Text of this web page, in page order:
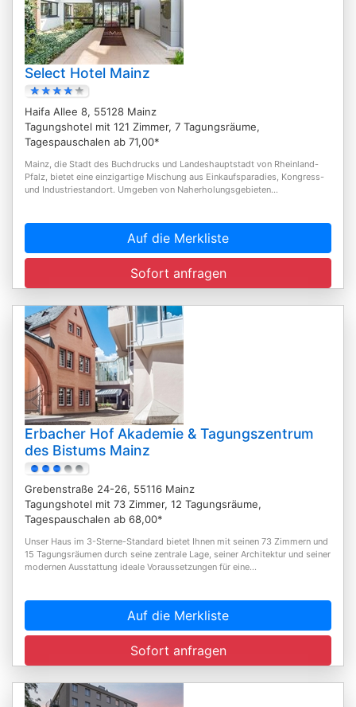
Select Hotel Mainz
Haifa Allee 8, 55128 Mainz
Tagungshotel mit 121 Zimmer, 7 Tagungsräume,
Tagespauschalen ab 71,00*
Mainz, die Stadt des Buchdrucks und Landeshauptstadt von Rheinland-
Pfalz, bietet eine einzigartige Mischung aus Einkaufsparadies, Kongress-
und Industriestandort. Umgeben von Naherholungsgebieten...
Auf die Merkliste
Sofort anfragen
Erbacher Hof Akademie & Tagungszentrum
des Bistums Mainz
Grebenstraße 24-26, 55116 Mainz
Tagungshotel mit 73 Zimmer, 12 Tagungsräume,
Tagespauschalen ab 68,00*
Unser Haus im 3-Sterne-Standard bietet Ihnen mit seinen 73 Zimmern und
15 Tagungsräumen durch seine zentrale Lage, seiner Architektur und seiner
modernen Ausstattung ideale Voraussetzungen für eine...
Auf die Merkliste
Sofort anfragen